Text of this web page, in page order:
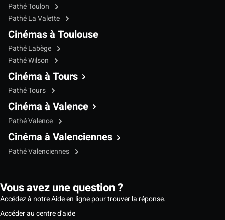
Pathé Toulon
Pathé La Valette
Cinémas à Toulouse
Pathé Labège
Pathé Wilson
Cinéma à Tours
Pathé Tours
Cinéma à Valence
Pathé Valence
Cinéma à Valenciennes
Pathé Valenciennes
Vous avez une question ?
Accédez à notre Aide en ligne pour trouver la réponse.
Accéder au centre d'aide